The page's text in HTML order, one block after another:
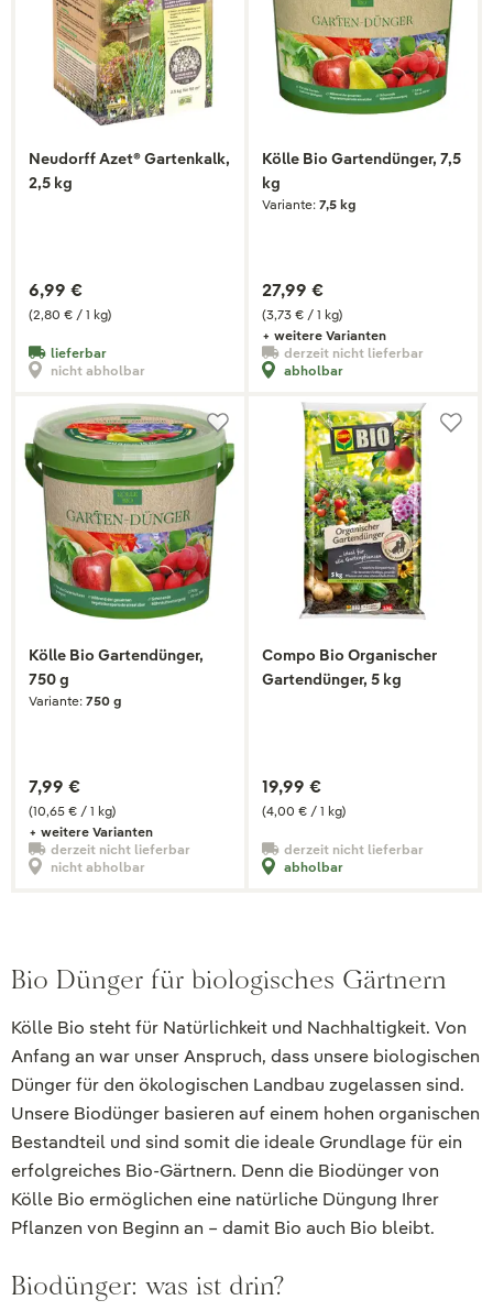
Neudorff Azet® Gartenkalk,
2,5 kg
(2,80 € / 1 kg)
6,99 €
lieferbar
nicht abholbar
Kölle Bio Gartendünger, 7,5
kg
Variante: 7,5 kg
(3,73 € / 1 kg)
27,99 €
+ weitere Varianten
derzeit nicht lieferbar
abholbar
Kölle Bio Gartendünger,
750 g
Variante: 750 g
(10,65 € / 1 kg)
7,99 €
+ weitere Varianten
derzeit nicht lieferbar
nicht abholbar
Compo Bio Organischer
Gartendünger, 5 kg
(4,00 € / 1 kg)
19,99 €
derzeit nicht lieferbar
abholbar
Bio Dünger für biologisches Gärtnern
Kölle Bio steht für Natürlichkeit und Nachhaltigkeit. Von
Anfang an war unser Anspruch, dass unsere biologischen
Dünger für den ökologischen Landbau zugelassen sind.
Unsere Biodünger basieren auf einem hohen organischen
Bestandteil und sind somit die ideale Grundlage für ein
erfolgreiches Bio-Gärtnern. Denn die Biodünger von
Kölle Bio ermöglichen eine natürliche Düngung Ihrer
Pflanzen von Beginn an – damit Bio auch Bio bleibt.
Biodünger: was ist drin?